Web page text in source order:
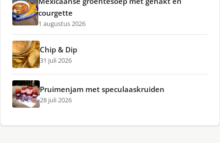
courgette
1 augustus 2026
Chip & Dip
31 juli 2026
Pruimenjam met speculaaskruiden
28 juli 2026